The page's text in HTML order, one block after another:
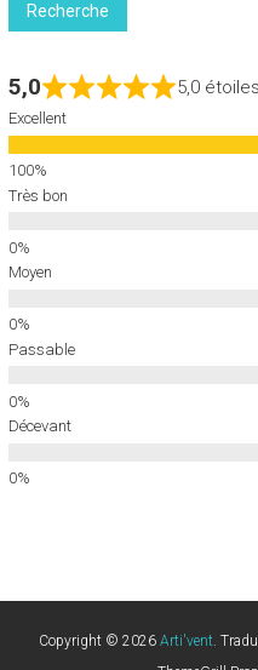
Recherche
5,0 5,0
Excellent
Très bon
Moyen
Passable
Décevant
Copyright © 2026 Arti'vent.